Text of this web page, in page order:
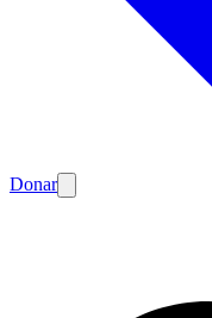
Donar